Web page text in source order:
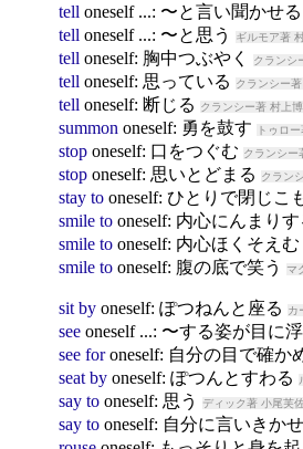
tell oneself...: 〜と言い聞かせる
tell oneself...: 〜と思う ギルモア著
tell oneself: 胸中つぶやく クランシ
tell oneself: 思っている クランシー
tell oneself: 断じる クランシー著 村上
summon oneself: 勇を鼓す トゥロ
stop oneself: 口をつぐむ クランシー
stop oneself: 思いとどまる クラン
stay to oneself: ひとりで閉じこ
smile to oneself: 内心にんまりす
smile to oneself: 内心ほくそえむ
smile to oneself: 腹の底で笑う マ
sit by oneself: ぽつねんと座る カ
see oneself...: 〜する姿が目に
see for oneself: 自分の目で確か
seat by oneself: ぽつんとすわる
say to oneself: 思う ディック著 小尾芙
say to oneself: 自分に言いきか